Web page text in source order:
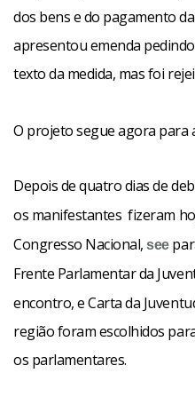
dos bens e do pagamento
apresentou emenda
texto da medida, mas foi
O projeto segue agora para
Depois de quatro dias de
os manifestantes fizeram
Congresso Nacional,see
Frente Parlamentar da
encontro, e Carta da
região foram escolhidos
os parlamentares.